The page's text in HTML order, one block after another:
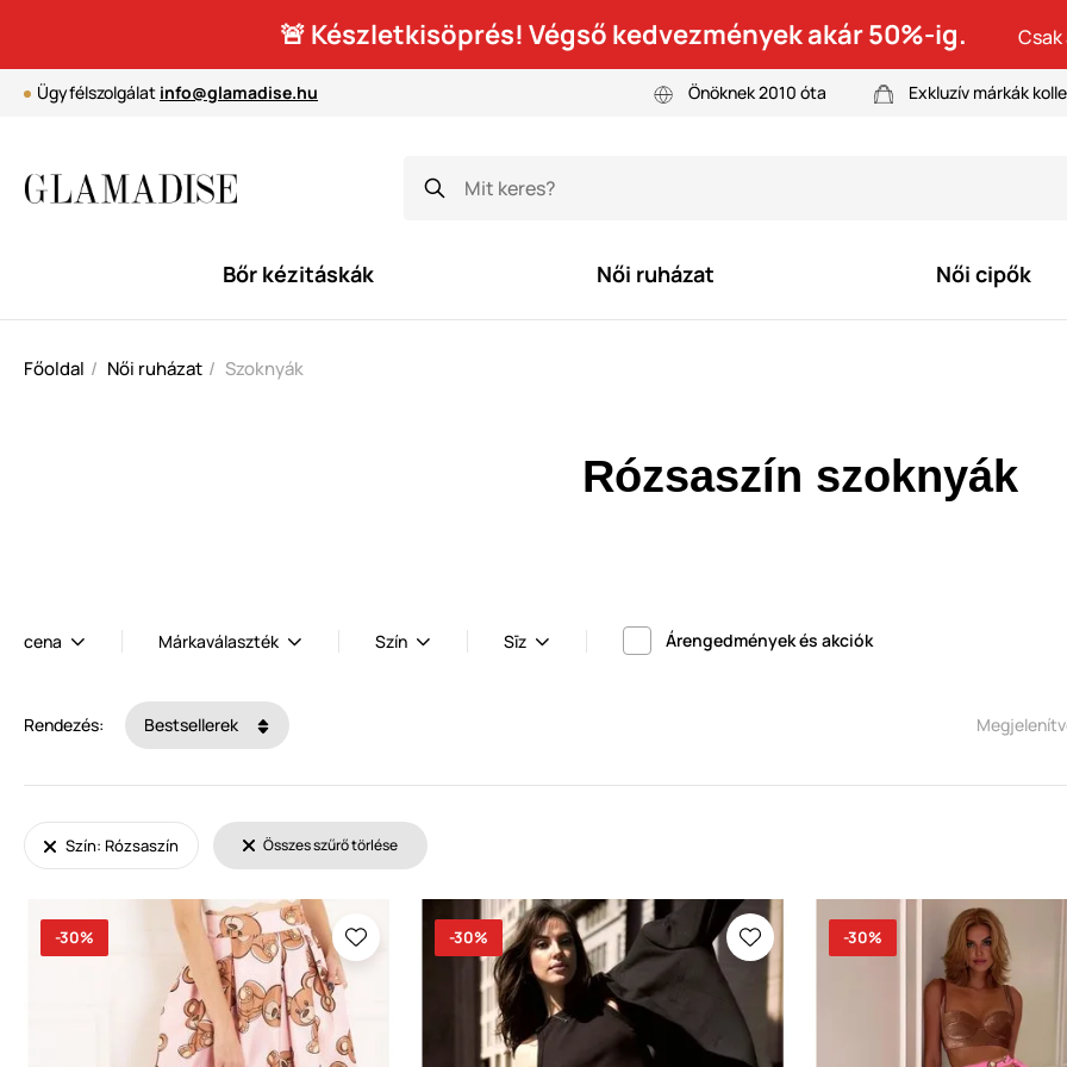
🚨 Készletkisöprés! Végső kedvezmények akár 50%-ig.
Ügyfélszolgálat info@glamadise.hu Önöknek 2010 óta Exkluzív márkák
Bőr kézitáskák Női ruházat Női cipők
Főoldal Női ruházat Szoknyák
Rózsaszín szoknyák
cena Márkaválaszték Szín Sīz Árengedmények és akciók
Rendezés: Bestsellerek
Összes szűrő törlése
Szín: Rózsaszín
-30% -30% -30%